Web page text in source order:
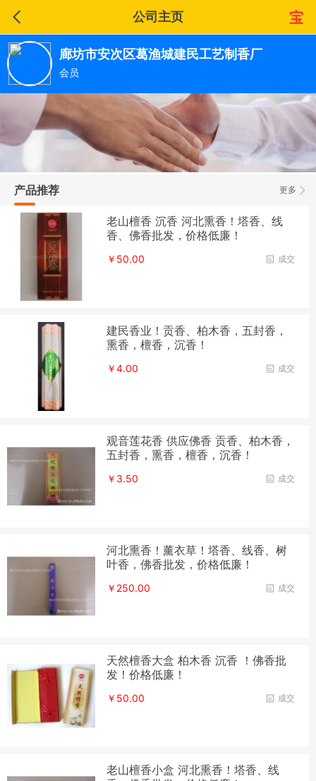
公司主页
廊坊市安次区葛渔城建民工艺制香厂
会员
更多
产品推荐
老山檀香 沉香 河北熏香！塔香、线
香、佛香批发，价格低廉！
成交
￥50.00
建民香业！贡香、柏木香，五封香，
熏香，檀香，沉香！
成交
￥4.00
观音莲花香 供应佛香 贡香、柏木香，
五封香，熏香，檀香，沉香！
成交
￥3.50
河北熏香！薰衣草！塔香、线香、树
叶香，佛香批发，价格低廉！
成交
￥250.00
天然檀香大盒 柏木香 沉香 ！佛香批
发！价格低廉！
成交
￥50.00
老山檀香小盒 河北熏香！塔香、线